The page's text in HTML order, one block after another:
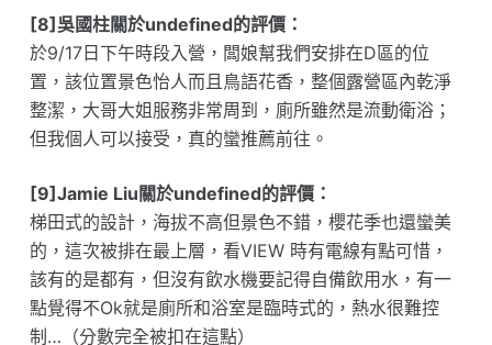
[8]吳國柱關於undefined的評價：
於9/17日下午時段入營，闆娘幫我們安排在D區的位
置，該位置景色怡人而且鳥語花香，整個露營區內乾淨
整潔，大哥大姐服務非常周到，廁所雖然是流動衛浴；
但我個人可以接受，真的蠻推薦前往。
[9]Jamie Liu關於undefined的評價：
梯田式的設計，海拔不高但景色不錯，櫻花季也還蠻美
的，這次被排在最上層，看VIEW 時有電線有點可惜，
該有的是都有，但沒有飲水機要記得自備飲用水，有一
點覺得不Ok就是廁所和浴室是臨時式的，熱水很難控
制…（分數完全被扣在這點）